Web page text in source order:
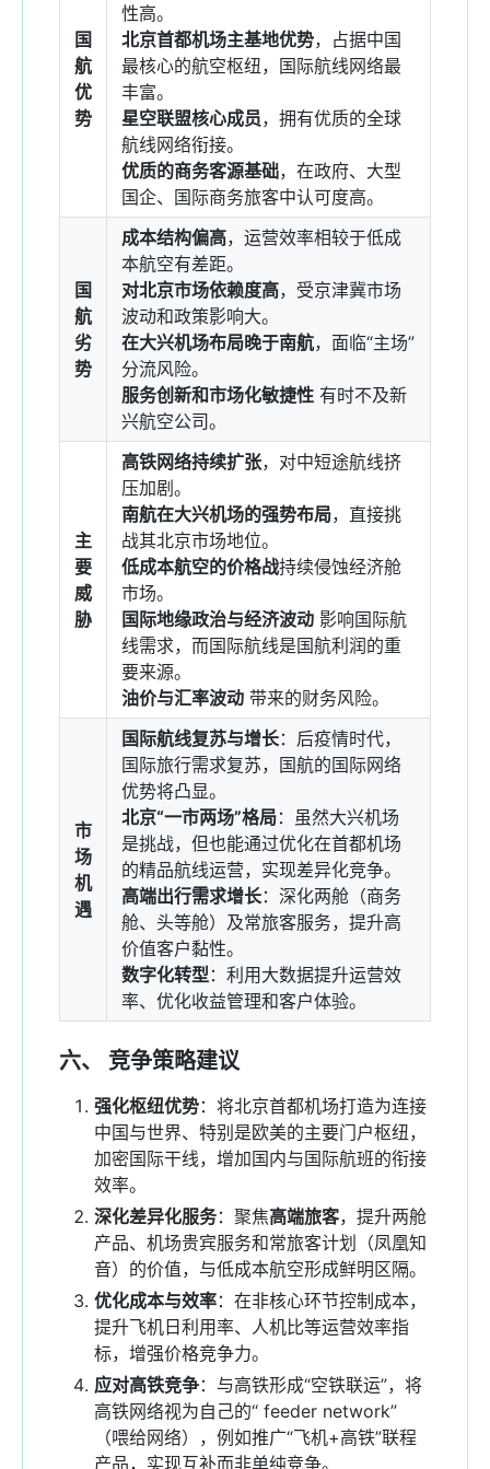
国
航
优
势
性高。
北京首都机场主基地优势，占据中国
最核心的航空枢纽，国际航线网络最
丰富。
星空联盟核心成员，拥有优质的全球
航线网络衔接。
优质的商务客源基础，在政府、大型
国企、国际商务旅客中认可度高。
国
航
劣
势
成本结构偏高，运营效率相较于低成
本航空有差距。
对北京市场依赖度高，受京津冀市场
波动和政策影响大。
在大兴机场布局晚于南航，面临“主场”
分流风险。
服务创新和市场化敏捷性有时不及新
兴航空公司。
主
要
威
胁
高铁网络持续扩张，对中短途航线挤
压加剧。
南航在大兴机场的强势布局，直接挑
战其北京市场地位。
低成本航空的价格战持续侵蚀经济舱
市场。
国际地缘政治与经济波动影响国际航
线需求，而国际航线是国航利润的重
要来源。
油价与汇率波动带来的财务风险。
市
场
机
遇
国际航线复苏与增长：后疫情时代，
国际旅行需求复苏，国航的国际网络
优势将凸显。
北京“一市两场”格局：虽然大兴机场
是挑战，但也能通过优化在首都机场
的精品航线运营，实现差异化竞争。
高端出行需求增长：深化两舱（商务
舱、头等舱）及常旅客服务，提升高
价值客户黏性。
数字化转型：利用大数据提升运营效
率、优化收益管理和客户体验。
六、 竞争策略建议
强化枢纽优势：将北京首都机场打造为连接
中国与世界、特别是欧美的主要门户枢纽，
加密国际干线，增加国内与国际航班的衔接
效率。
深化差异化服务：聚焦高端旅客，提升两舱
产品、机场贵宾服务和常旅客计划（凤凰知
音）的价值，与低成本航空形成鲜明区隔。
优化成本与效率：在非核心环节控制成本，
提升飞机日利用率、人机比等运营效率指
标，增强价格竞争力。
应对高铁竞争：与高铁形成“空铁联运”，将
高铁网络视为自己的“ feeder network”
（喂给网络），例如推广“飞机+高铁”联程
产品，实现互补而非单纯竞争。